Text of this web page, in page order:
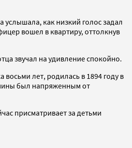
услышала, как низкий голос задал
вошел в квартиру, оттолкнув
звучал на удивление спокойно.
восьми лет, родилась в 1894 году в
был напряженным от
присматривает за детьми